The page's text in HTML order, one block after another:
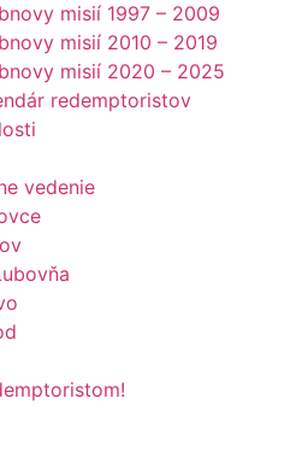
misií 1997 – 2009
misií 2010 – 2019
misií 2020 – 2025
redemptoristov
vedenie